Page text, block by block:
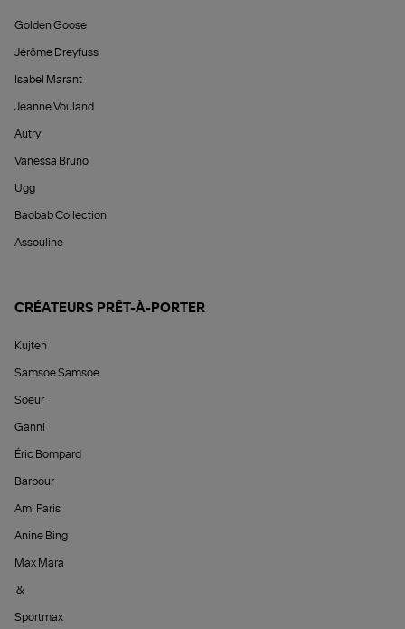
Golden Goose
Jérôme Dreyfuss
Isabel Marant
Jeanne Vouland
Autry
Vanessa Bruno
Ugg
Baobab Collection
Assouline
CRÉATEURS PRÊT-À-PORTER
Kujten
Samsoe Samsoe
Soeur
Ganni
Éric Bompard
Barbour
Ami Paris
Anine Bing
Max Mara
&
Sportmax